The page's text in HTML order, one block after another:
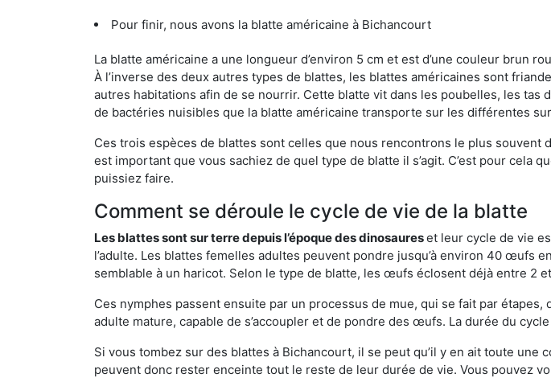
Pour finir, nous avons la blatte américaine à Bichancourt
La blatte américaine a une longueur d’environ 5 cm et est d’une couleur brun
À l’inverse des deux autres types de blattes, les blattes américaines sont
autres habitations afin de se nourrir. Cette blatte vit dans les poubelles, les
de bactéries nuisibles que la blatte américaine transporte sur les différentes
Ces trois espèces de blattes sont celles que nous rencontrons le plus
est important que vous sachiez de quel type de blatte il s’agit. C’est pour
puissiez faire.
Comment se déroule le cycle de vie de la blatte
Les blattes sont sur terre depuis l’époque des dinosaureset leur cycle de vie
l’adulte. Les blattes femelles adultes peuvent pondre jusqu’à environ 40
semblable à un haricot. Selon le type de blatte, les œufs éclosent déjà entre 2
Ces nymphes passent ensuite par un processus de mue, qui se fait par
adulte mature, capable de s’accoupler et de pondre des œufs. La durée du
Si vous tombez sur des blattes à Bichancourt, il se peut qu’il y en ait toute
peuvent donc rester enceinte tout le reste de leur durée de vie. Vous pouvez